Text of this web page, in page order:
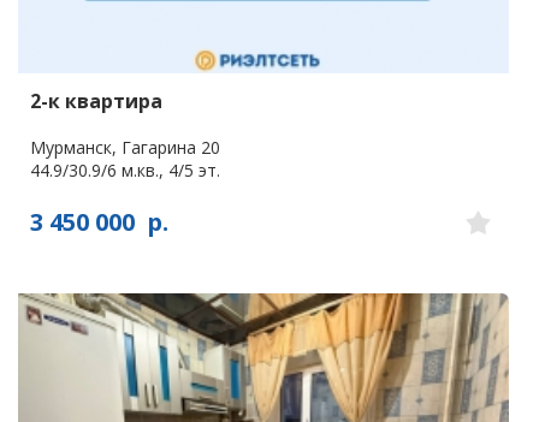
2-к квартира
Мурманск, Гагарина 20
44.9/30.9/6 м.кв., 4/5 эт.
3 450 000 р.